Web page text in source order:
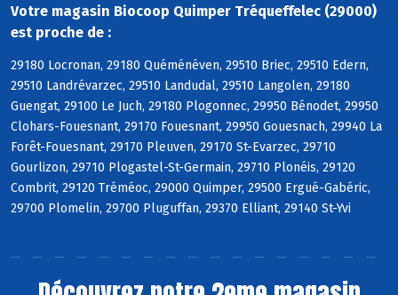
Votre magasin Biocoop Quimper Tréqueffelec (29000)
est proche de :
29180 Locronan, 29180 Quéménéven, 29510 Briec, 29510 Edern,
29510 Landrévarzec, 29510 Landudal, 29510 Langolen, 29180
Guengat, 29100 Le Juch, 29180 Plogonnec, 29950 Bénodet, 29950
Clohars-Fouesnant, 29170 Fouesnant, 29950 Gouesnach, 29940 La
Forêt-Fouesnant, 29170 Pleuven, 29170 St-Evarzec, 29710
Gourlizon, 29710 Plogastel-St-Germain, 29710 Plonéis, 29120
Combrit, 29120 Tréméoc, 29000 Quimper, 29500 Ergué-Gabéric,
29700 Plomelin, 29700 Pluguffan, 29370 Elliant, 29140 St-Yvi